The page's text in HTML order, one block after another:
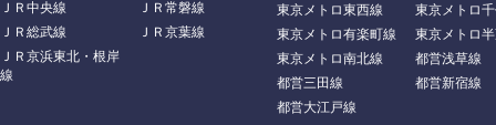
ＪＲ中央線
ＪＲ常磐線
ＪＲ総武線
ＪＲ京葉線
ＪＲ京浜東北・根岸
線
東京メトロ東西線
東京メトロ
東京メトロ有楽町線
東京メトロ
東京メトロ南北線
都営浅草線
都営三田線
都営新宿線
都営大江戸線